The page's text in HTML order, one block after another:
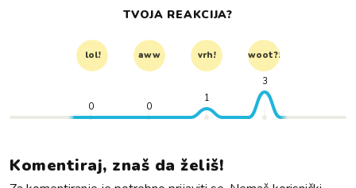
TVOJA REAKCIJA?
lol! aww vrh! woot?!
0 0
1
3
Komentiraj, znaš da želiš!